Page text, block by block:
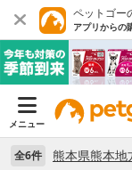
ペットゴー
アプリからの
メニュー
全6件